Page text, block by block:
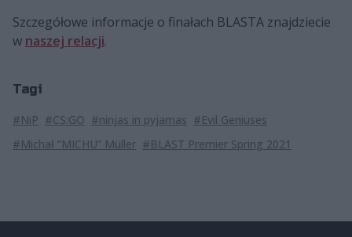
Szczegółowe informacje o finałach BLASTA znajdziecie
w naszej relacji.
Tagi
#NiP #CS:GO #ninjas in pyjamas #Evil Geniuses
#Michał “MICHU” Müller #BLAST Premier Spring 2021